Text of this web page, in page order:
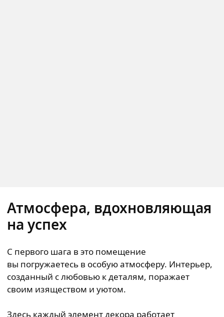
Атмосфера, вдохновляющая
на успех
С первого шага в это помещение
вы погружаетесь в особую атмосферу. Интерьер,
созданный с любовью к деталям, поражает
своим изяществом и уютом.
Здесь каждый элемент декора работает